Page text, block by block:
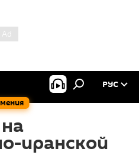
РУС
иранской